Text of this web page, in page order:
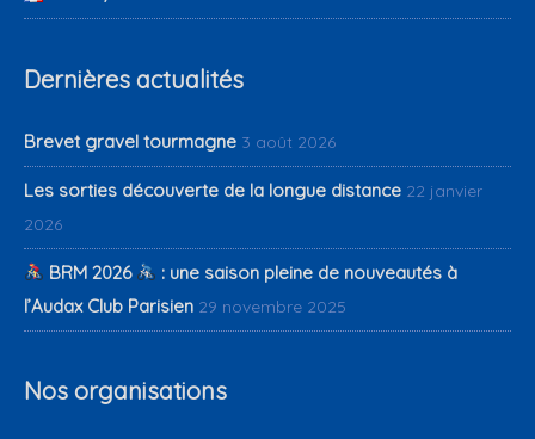
Dernières actualités
Brevet gravel tourmagne 3 août 2026
Les sorties découverte de la longue distance 22 janvier
2026
BRM 2026
: une saison pleine de nouveautés à
l’Audax Club Parisien 29 novembre 2025
Nos organisations